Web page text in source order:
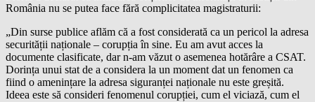
România nu se putea face fără complicitatea magistraturii:
„Din surse publice aflăm că a fost considerată ca un pericol la adresa
securității naționale – corupția în sine. Eu am avut acces la
documente clasificate, dar n-am văzut o asemenea hotărâre a CSAT.
Dorința unui stat de a considera la un moment dat un fenomen ca
fiind o amenințare la adresa siguranței naționale nu este greșită.
Ideea este să consideri fenomenul corupției, cum el viciază, cum el